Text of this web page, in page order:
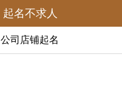
起名不求人
公司店铺起名